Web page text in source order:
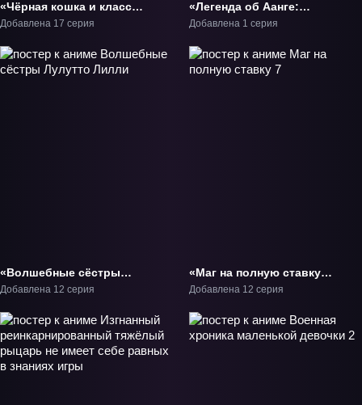
«Чёрная кошка и класс
ведьм» ТВ-1
Добавлена 17 серия
«Легенда об Аанге:
Последний маг воздуха»
Добавлена 1 серия
«Волшебные сёстры
Лулутто Лилли» ТВ-1
Добавлена 12 серия
«Маг на полную ставку
7» ТВ-7
Добавлена 12 серия